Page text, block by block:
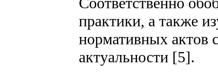
практики, а также
нормативных актов
актуальности [5].